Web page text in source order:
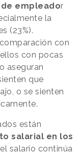
empleador
la
(23%).
con
con pocas
aseguran
que
o se sienten
están
salarial en los
salario continúa